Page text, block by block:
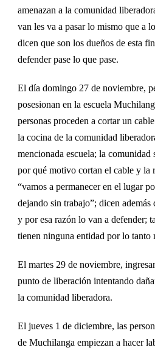
amenazan a la comunidad
van les va a pasar lo mismo que a
dicen que son los dueños de esta
defender pase lo que pase.
El día domingo 27 de noviembre,
posesionan en la escuela
personas proceden a cortar un
la cocina de la comunidad
mencionada escuela; la comunidad
por qué motivo cortan el cable y la
“vamos a permanecer en el lugar
dejando sin trabajo”; dicen además
y por esa razón lo van a defender;
tienen ninguna entidad por lo tanto
El martes 29 de noviembre,
punto de liberación intentando
la comunidad liberadora.
El jueves 1 de diciembre, las
de Muchilanga empiezan a hacer